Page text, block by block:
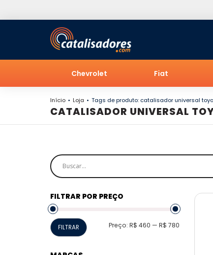
Chevrolet Fiat
Início Loja Tags de produto: catalisador universal
CATALISADOR UNIVERSAL
FILTRAR POR PREÇO
Preço
Preço
FILTRAR Preço: R$ 460 — R$ 780